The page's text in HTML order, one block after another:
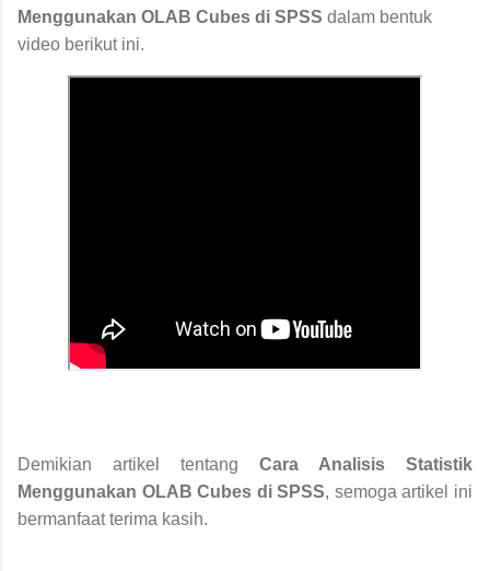
Menggunakan OLAB Cubes di SPSS dalam bentuk
video berikut ini.
Demikian artikel tentang Cara Analisis Statistik
Menggunakan OLAB Cubes di SPSS, semoga artikel ini
bermanfaat terima kasih.